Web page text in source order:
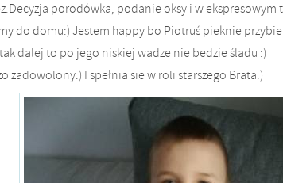
porodówka, podanie oksy i w ekspresowym
do domu:) Jestem happy bo Piotruś pieknie
dalej to po jego niskiej wadze nie bedzie śladu :)
zadowolony:) I spełnia sie w roli starszego Brata:)